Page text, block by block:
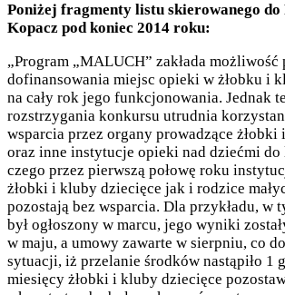
Poniżej fragmenty listu skierowanego
Kopacz pod koniec 2014 roku:
„Program „MALUCH” zakłada
dofinansowania miejsc opieki w żłobku i
na cały rok jego funkcjonowania. Jednak
rozstrzygania konkursu utrudnia
wsparcia przez organy prowadzące
oraz inne instytucje opieki nad dziećmi do
czego przez pierwszą połowę roku
żłobki i kluby dziecięce jak i rodzice
pozostają bez wsparcia. Dla przykładu, w
był ogłoszony w marcu, jego wyniki
w maju, a umowy zawarte w sierpniu, co
sytuacji, iż przelanie środków nastąpiło 1
miesięcy żłobki i kluby dziecięce